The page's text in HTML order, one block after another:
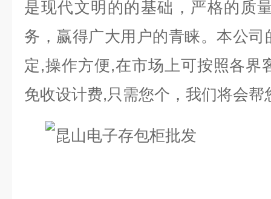
是现代文明的的基础，严格的质
务，赢得广大用户的青睐。本公司
定 ,操作方便,在市场上可按照各界
免收设计费,只需您个，我们将会